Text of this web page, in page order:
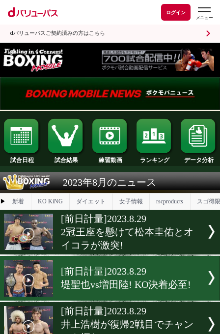
ログイン
dバリューパスご契約済みの方はこちら
試合日程 試合結果 練習動画 ランキング
2023年8月のニュース
▶ 新着 KO KiNG ダイエット
[前日計量]2023.8.29
2冠王座を懸けて松本圭佑
[前日計量]2023.8.29